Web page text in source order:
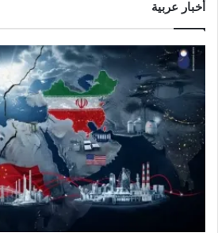
أخبار عربية